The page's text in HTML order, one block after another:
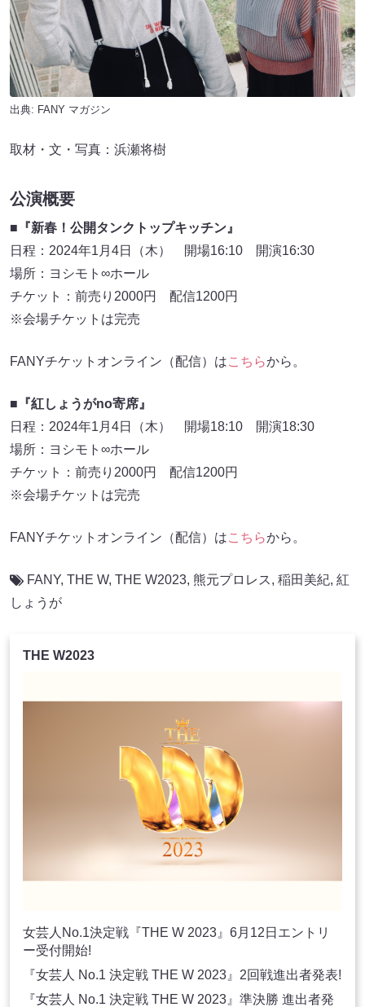
出典: FANY マガジン
取材・文・写真：浜瀬将樹
公演概要
■『新春！公開タンクトップキッチン』
日程：2024年1月4日（木） 開場16:10 開演16:30
場所：ヨシモト∞ホール
チケット：前売り2000円 配信1200円
※会場チケットは完売
FANYチケットオンライン（配信）はこちらから。
■『紅しょうがno寄席』
日程：2024年1月4日（木） 開場18:10 開演18:30
場所：ヨシモト∞ホール
チケット：前売り2000円 配信1200円
※会場チケットは完売
FANYチケットオンライン（配信）はこちらから。
FANY, THE W, THE W2023, 熊元プロレス, 稲田美紀, 紅
しょうが
THE W2023
女芸人No.1決定戦『THE W 2023』6月12日エントリ
ー受付開始!
『女芸人 No.1 決定戦 THE W 2023』2回戦進出者発表!
『女芸人 No.1 決定戦 THE W 2023』準決勝 進出者発